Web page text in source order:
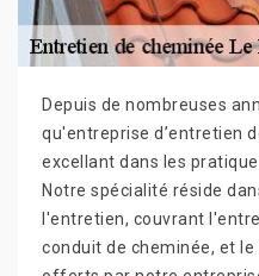
Depuis de nombreuses
qu'entreprise d’entretien
excellant dans les
Notre spécialité réside
l'entretien, couvrant
conduit de cheminée, et